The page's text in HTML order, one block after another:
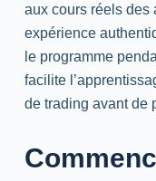
aux cours réels des
expérience
le programme
facilite
de trading avant de